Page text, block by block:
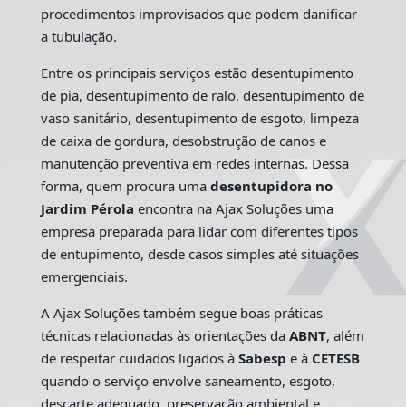
procedimentos improvisados que podem danificar
a tubulação.
Entre os principais serviços estão desentupimento
de pia, desentupimento de ralo, desentupimento de
vaso sanitário, desentupimento de esgoto, limpeza
de caixa de gordura, desobstrução de canos e
manutenção preventiva em redes internas. Dessa
forma, quem procura uma desentupidora no
Jardim Pérola encontra na Ajax Soluções uma
empresa preparada para lidar com diferentes tipos
de entupimento, desde casos simples até situações
emergenciais.
A Ajax Soluções também segue boas práticas
técnicas relacionadas às orientações da ABNT, além
de respeitar cuidados ligados à Sabesp e à CETESB
quando o serviço envolve saneamento, esgoto,